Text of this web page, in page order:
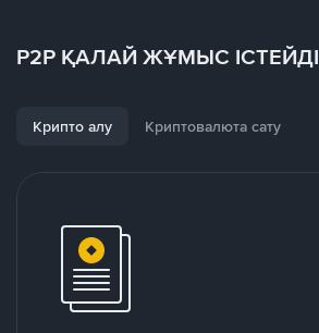
P2P ҚАЛАЙ ЖҰМЫС ІСТЕЙДІ
Крипто алу Криптовалюта сату